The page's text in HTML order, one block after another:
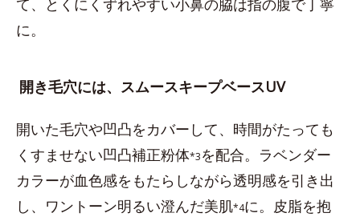
て、とくにくずれやすい小鼻の脇は指の腹で丁寧
に。
開き毛穴には、スムースキープベースUV
開いた毛穴や凹凸をカバーして、時間がたっても
くすませない凹凸補正粉体*3を配合。ラベンダー
カラーが血色感をもたらしながら透明感を引き出
し、ワントーン明るい澄んだ美肌*4に。皮脂を抱